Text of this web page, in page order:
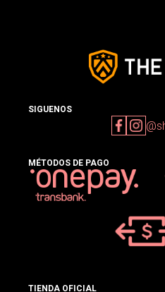
SIGUENOS
MÉTODOS DE PAGO
TIENDA OFICIAL